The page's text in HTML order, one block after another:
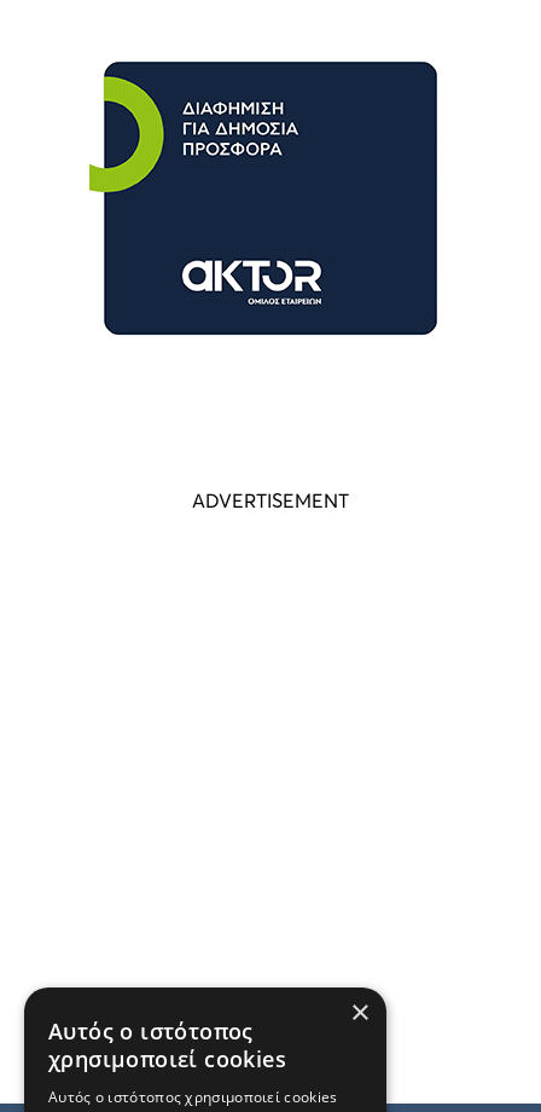
×
Αυτός ο ιστότοπος
χρησιμοποιεί cookies
Αυτός ο ιστότοπος χρησιμοποιεί cookies